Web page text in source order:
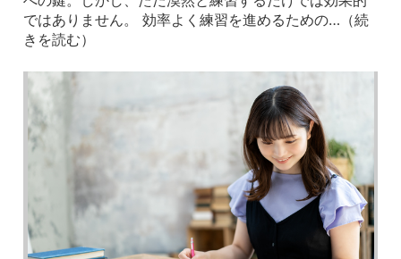
ではありません。 効率よく練習を進めるための…（続
きを読む）